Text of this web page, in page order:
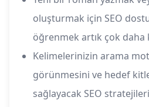
oluşturmak için SEO
öğrenmek artık çok daha
Kelimelerinizin arama
görünmesini ve hedef
sağlayacak SEO